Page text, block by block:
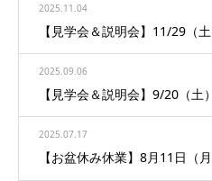
2025.11.04
【見学会＆説明会】11/29（
2025.09.06
【見学会＆説明会】9/20（
2025.07.17
【お盆休み休業】8月11日（